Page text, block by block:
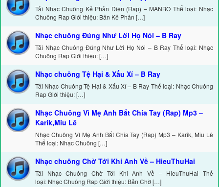
Tải Nhạc Chuông Kẻ Phản Diện (Rap) – MANBO Thể loại: Nhạc
Chuông Rap Giới thiệu: Bản Kẻ Phản […]
Nhạc chuông Đúng Như Lời Họ Nói – B Ray
Tải Nhạc Chuông Đúng Như Lời Họ Nói – B Ray Thể loại: Nhạc
Chuông Rap Giới thiệu: […]
Nhạc chuông Tệ Hại & Xấu Xí – B Ray
Tải Nhạc Chuông Tệ Hại & Xấu Xí – B Ray Thể loại: Nhạc Chuông
Rap Giới thiệu: […]
Nhạc Chuông Vì Mẹ Anh Bắt Chia Tay (Rap) Mp3 –
Karik,Miu Lê
Nhạc Chuông Vì Mẹ Anh Bắt Chia Tay (Rap) Mp3 – Karik, Miu Lê
Thể loại: Nhạc Chuông […]
Nhạc chuông Chờ Tới Khi Anh Về – HieuThuHai
Tải Nhạc Chuông Chờ Tới Khi Anh Về – HieuThuHai Thể
loại: Nhạc Chuông Rap Giới thiệu: Bản Chờ […]